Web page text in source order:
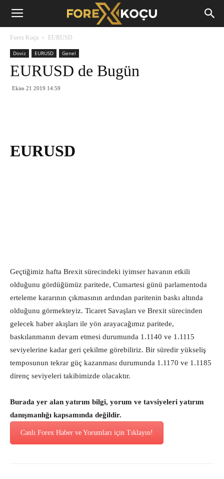
Forex
Forex Koçu EURUSD
Doviz EURUSD Genel
EURUSD de Bugün
Ekim 21 2019 14:59
EURUSD
Geçtiğimiz hafta Brexit sürecindeki iyimser havanın etkili
olduğunu gördüğümüz paritede, Cumartesi günü parlamentoda
erteleme kararının çıkmasının ardından paritenin baskı altında
olduğunu görmekteyiz. Ticaret Savaşları ve Brexit sürecinden
gelecek haber akışları ile yön arayacağımız paritede,
baskılanmanın devam etmesi durumunda 1.1140 ve 1.1115
seviyelerine kadar geri çekilme görebiliriz. Bir süredir yükseliş
temposunun tekrar güç kazanması durumunda 1.1170 ve 1.1185
direnç seviyeleri takibimizde olacaktır.
Burada yer alan yatırım bilgi, yorum ve tavsiyeleri yatırım
danışmanlığı kapsamında değildir.
Canlı Forex Haber ve Yorumları için Tıklayın!